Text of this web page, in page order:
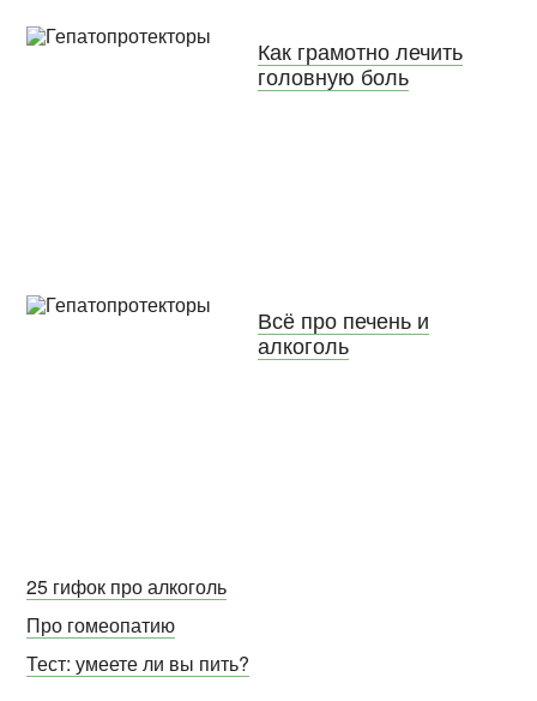
Как грамотно лечить
головную боль
Всё про печень и
алкоголь
25 гифок про алкоголь
Про гомеопатию
Тест: умеете ли вы пить?